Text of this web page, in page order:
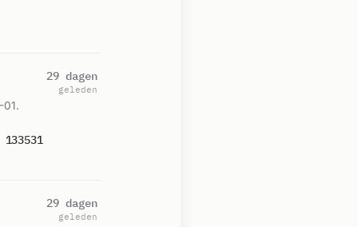
01.
133531
29 dagen
geleden
29 dagen
geleden